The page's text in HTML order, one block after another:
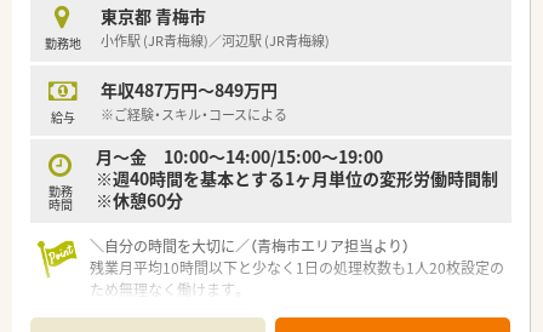
大会など研修制度も充実しています。
◎内科・小児科をメインに、1日平均80枚(2022年7月時点)応需し
ております。
ることができます。
≪こんな方にオススメ≫
たいと考えている人！
やりたいことを会社が応援していただける社風があり、社員一人
ひとりの自主性を重視しております。
勤務地
東京都 青梅市
小作駅 (JR青梅線)／河辺駅 (JR青梅線)
給与
年収487万円～849万円
※ご経験・スキル・コースによる
勤務
時間
月～金 10:00～14:00/15:00～19:00
※週40時間を基本とする1ヶ月単位の変形労働時間制
※休憩60分
＼自分の時間を大切に／（青梅市エリア担当より）
残業月平均10時間以下と少なく1日の処理枚数も1人20枚設定の
ため無理なく働けます。